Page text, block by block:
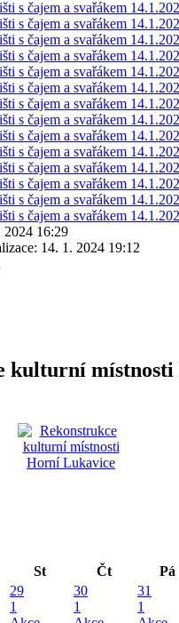
2024 16:29
14. 1. 2024 19:12
kulturní
St Čt Pá
29
1
30
1
31
1